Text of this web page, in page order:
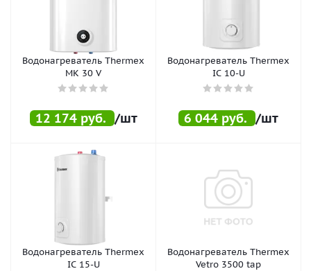
Водонагреватель Thermex
MK 30 V
12 174руб. /шт
Водонагреватель Thermex
IC 10-U
6 044 руб. /шт
Водонагреватель Thermex
IC 15-U
Водонагреватель Thermex
Vetro 3500 tap